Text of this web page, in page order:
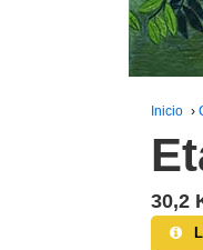
Inicio ›
30,2